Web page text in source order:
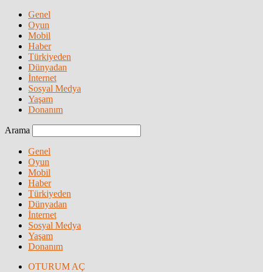
Genel
Oyun
Mobil
Haber
Türkiyeden
Dünyadan
İnternet
Sosyal Medya
Yaşam
Donanım
Arama
Genel
Oyun
Mobil
Haber
Türkiyeden
Dünyadan
İnternet
Sosyal Medya
Yaşam
Donanım
OTURUM AÇ